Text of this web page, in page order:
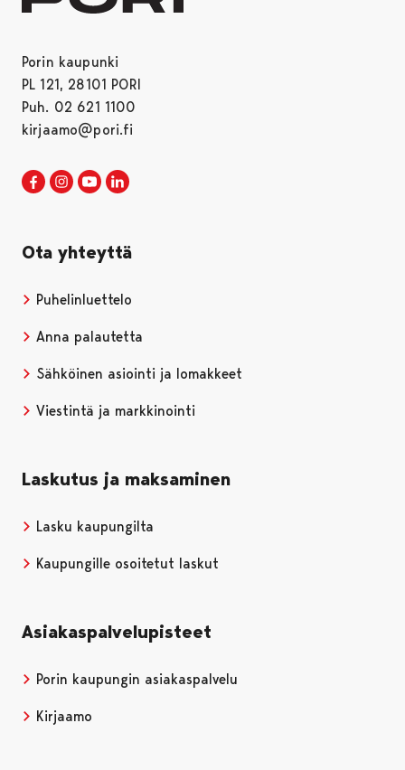
Porin kaupunki
PL 121, 28101 PORI
Puh. 02 621 1100
kirjaamo@pori.fi
Porin kaupunki Facebookissa
Avautuu uudessa välilehdessä
Porin kaupunki Instagramissa
Avautuu uudessa välilehdessä
Porin kaupunki Youtubessa
Avautuu uudessa välilehdessä
Ota yhteyttä
Puhelinluettelo
Anna palautetta
Sähköinen asiointi ja lomakkeet
Viestintä ja markkinointi
Laskutus ja maksaminen
Lasku kaupungilta
Kaupungille osoitetut laskut
Asiakaspalvelupisteet
Porin kaupungin asiakaspalvelu
Kirjaamo